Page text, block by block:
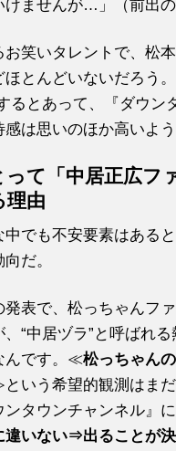
けませんが…」（前出の
お笑いタレントで、松
ほとんどいないだろう
るとあって、『ダウン
は思いのほか高いよう
って「中居正広フ
理由
中でも不安要素はある
だ。
発表で、松っちゃんフ
、“中居ヅラ”と呼ばれ
んです。≪松っちゃん
いう希望的観測はま
タウンチャンネル』に
いない⇒出ることが